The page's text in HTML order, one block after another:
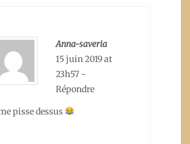
Anna-saveria
15 juin 2019 at
23h57 -
Répondre
pisse dessus